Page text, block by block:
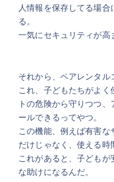
人情報を保存してる場
る。
一気にセキュリティが高
それから、ペアレンタル
これ、子どもたちがよ
トの危険から守りつつ
ールできるってやつ。
この機能、例えば有害
だけじゃなく、使える時
これがあると、子ども
な助けになるんだ。